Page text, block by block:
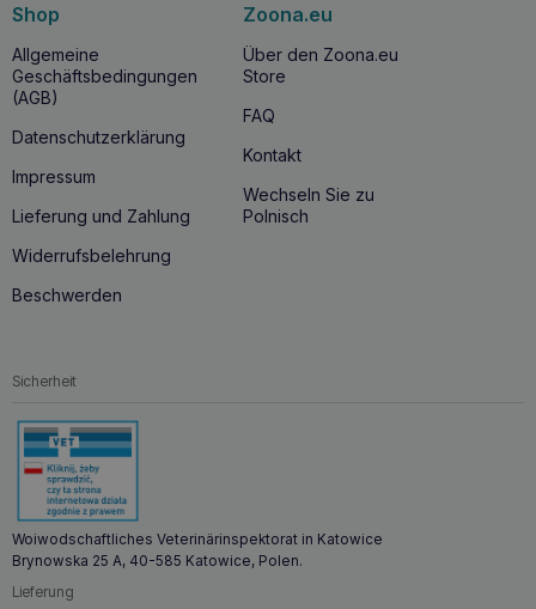
Sulfosuccinate, Lauryl Glucoside, Avena Sativa (Hafer)
Kernel Extract, Ricinus Communis (Castor) Seed Oil, PEG-7
Glyceryl Cocoate, Lauramidopropyl Betaine, Aloe
Barbadensis Leaf Extract, Allantoin, Panthenol, Urea,
Lanolin, Sodium Chloride, Sodium Benzoate.
Shop
Allgemeine
Geschäftsbedingungen
(AGB)
Datenschutzerklärung
Impressum
Lieferung und Zahlung
Widerrufsbelehrung
Beschwerden
Zoona.eu
Über den Zoona.eu
Store
FAQ
Kontakt
Wechseln Sie zu
Polnisch
Sicherheit
Woiwodschaftliches Veterinärinspektorat in Katowice
Brynowska 25 A, 40-585 Katowice, Polen.
Lieferung